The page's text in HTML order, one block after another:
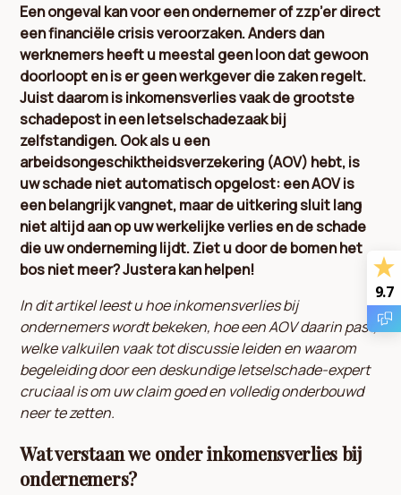
9.7
Een ongeval kan voor een ondernemer of zzp’er direct
een financiële crisis veroorzaken. Anders dan
werknemers heeft u meestal geen loon dat gewoon
doorloopt en is er geen werkgever die zaken regelt.
Juist daarom is inkomensverlies vaak de grootste
schadepost in een letselschadezaak bij
zelfstandigen. Ook als u een
arbeidsongeschiktheidsverzekering (AOV) hebt, is
uw schade niet automatisch opgelost: een AOV is
een belangrijk vangnet, maar de uitkering sluit lang
niet altijd aan op uw werkelijke verlies en de schade
die uw onderneming lijdt. Ziet u door de bomen het
bos niet meer? Justera kan helpen!
In dit artikel leest u hoe inkomensverlies bij
ondernemers wordt bekeken, hoe een AOV daarin past,
welke valkuilen vaak tot discussie leiden en waarom
begeleiding door een deskundige letselschade-expert
cruciaal is om uw claim goed en volledig onderbouwd
neer te zetten.
Wat verstaan we onder inkomensverlies bij
ondernemers?